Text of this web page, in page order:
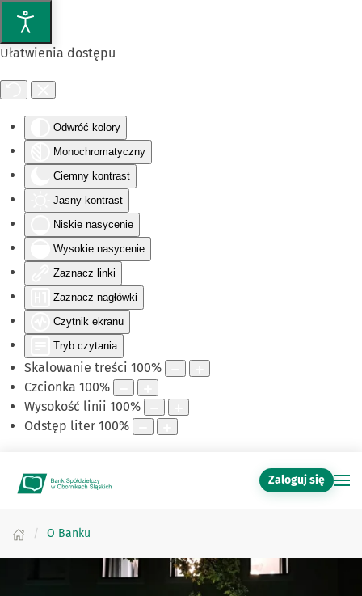
Ułatwienia dostępu
Odwróć kolory
Monochromatyczny
Ciemny kontrast
Jasny kontrast
Niskie nasycenie
Wysokie nasycenie
Zaznacz linki
Zaznacz nagłówki
Czytnik ekranu
Tryb czytania
Skalowanie treści 100%
Czcionka 100%
Wysokość linii 100%
Odstęp liter 100%
Przejdź do głównej treści
Zaloguj się
O Banku